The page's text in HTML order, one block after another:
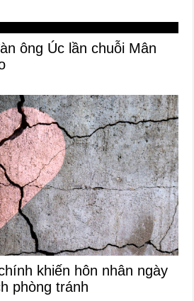
ông Úc lần chuỗi Mân
khiến hôn nhân ngày
phòng tránh